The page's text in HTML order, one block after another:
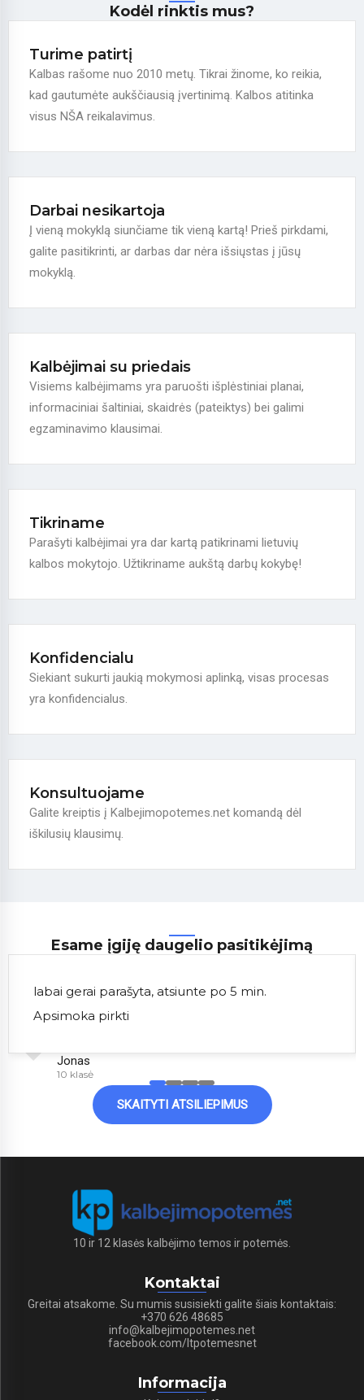
Kodėl rinktis mus?
Turime patirtį
Kalbas rašome nuo 2010 metų. Tikrai žinome, ko reikia,
kad gautumėte aukščiausią įvertinimą. Kalbos atitinka
visus NŠA reikalavimus.
Darbai nesikartoja
Į vieną mokyklą siunčiame tik vieną kartą! Prieš pirkdami,
galite pasitikrinti, ar darbas dar nėra išsiųstas į jūsų
mokyklą.
Kalbėjimai su priedais
Visiems kalbėjimams yra paruošti išplėstiniai planai,
informaciniai šaltiniai, skaidrės (pateiktys) bei galimi
egzaminavimo klausimai.
Tikriname
Parašyti kalbėjimai yra dar kartą patikrinami lietuvių
kalbos mokytojo. Užtikriname aukštą darbų kokybę!
Konfidencialu
Siekiant sukurti jaukią mokymosi aplinką, visas procesas
yra konfidencialus.
Konsultuojame
Galite kreiptis į Kalbejimopotemes.net komandą dėl
iškilusių klausimų.
Esame įgiję daugelio pasitikėjimą
labai gerai parašyta, atsiunte po 5 min.
Apsimoka pirkti
Jonas
10 klasė
SKAITYTI ATSILIEPIMUS
10 ir 12 klasės kalbėjimo temos ir potemės.
Kontaktai
Greitai atsakome. Su mumis susisiekti galite šiais kontaktais:
+370 626 48685
info@kalbejimopotemes.net
facebook.com/ltpotemesnet
Informacija